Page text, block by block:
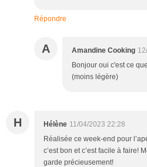
Répondre
A Amandine Cooking
Bonjour oui c'est ce
(moins légère)
H Hélène 11/04/2023 22:28
Réalisée ce week-end pour
c’est bon et c’est facile à faire!
garde précieusement!